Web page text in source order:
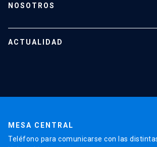
¿Cómo proteger mi investigación?
NOSOTROS
Nuestro equipo
ACTUALIDAD
MESA CENTRAL
Teléfono para comunicarse con las